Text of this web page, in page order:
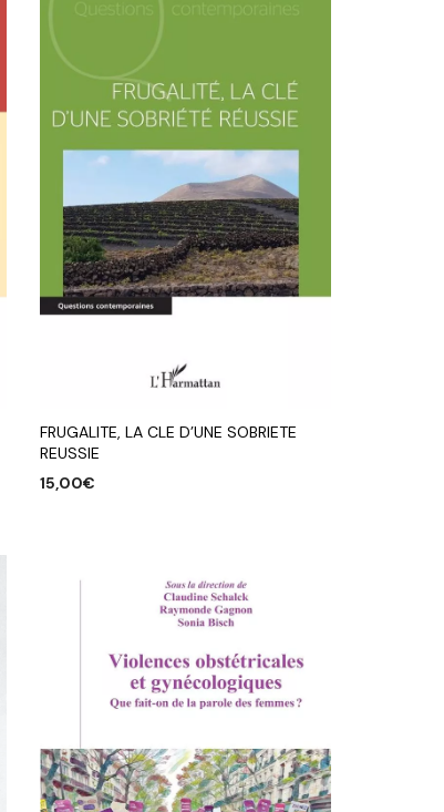
FRUGALITE, LA CLE D’UNE SOBRIETE
REUSSIE
15,00€